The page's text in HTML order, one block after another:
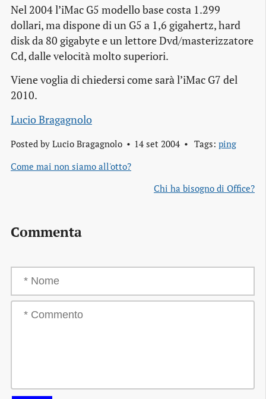
Nel 2004 l’iMac G5 modello base costa 1.299
dollari, ma dispone di un G5 a 1,6 gigahertz, hard
disk da 80 gigabyte e un lettore Dvd/masterizzatore
Cd, dalle velocità molto superiori.
Viene voglia di chiedersi come sarà l’iMac G7 del
2010.
Lucio Bragagnolo
Posted by Lucio Bragagnolo 14 set 2004 Tags: ping
Come mai non siamo all'otto?
Chi ha bisogno di Office?
Commenta